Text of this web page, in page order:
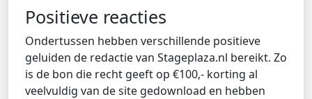
Positieve reacties
Ondertussen hebben verschillende positieve
geluiden de redactie van Stageplaza.nl bereikt. Zo
is de bon die recht geeft op €100,- korting al
veelvuldig van de site gedownload en hebben